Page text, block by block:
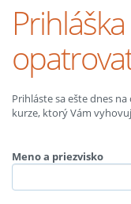
Prihláste sa ešte dnes
kurze, ktorý Vám
Meno a priezvisko